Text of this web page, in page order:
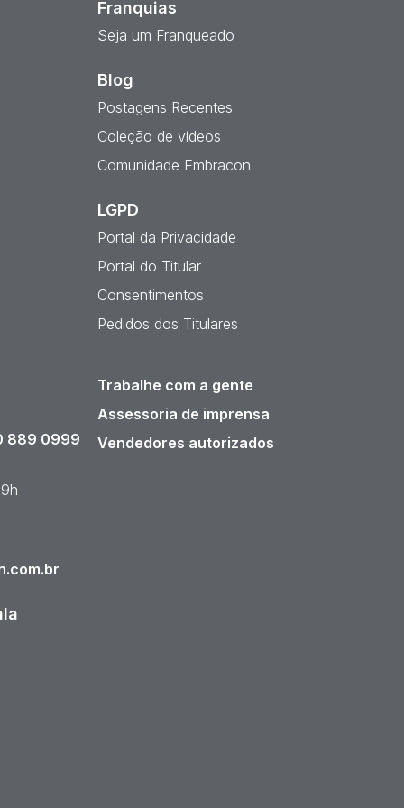
Franquias
Seja um Franqueado
Blog
Postagens Recentes
Coleção de vídeos
Comunidade Embracon
LGPD
Portal da Privacidade
Portal do Titular
Consentimentos
Pedidos dos Titulares
889 0999
Trabalhe com a gente
Assessoria de imprensa
Vendedores autorizados